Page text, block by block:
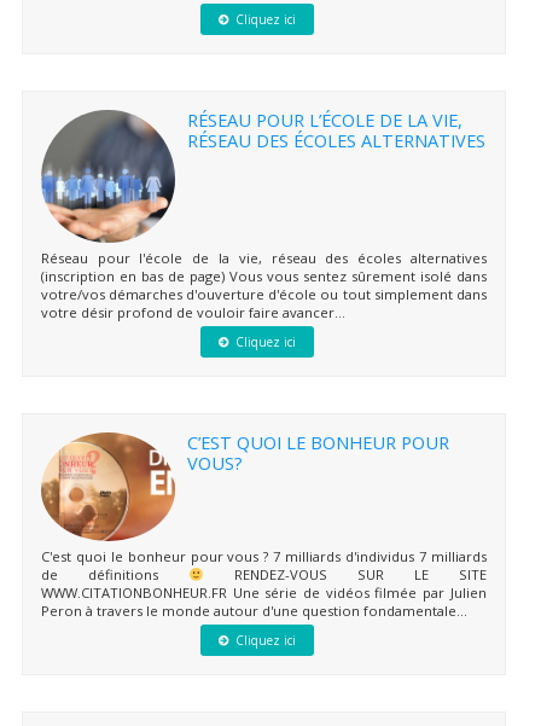
Cliquez ici
RÉSEAU POUR L’ÉCOLE DE LA VIE,
RÉSEAU DES ÉCOLES ALTERNATIVES
Réseau pour l'école de la vie, réseau des écoles alternatives
(inscription en bas de page) Vous vous sentez sûrement isolé dans
votre/vos démarches d'ouverture d'école ou tout simplement dans
votre désir profond de vouloir faire avancer...
Cliquez ici
C’EST QUOI LE BONHEUR POUR
VOUS?
C'est quoi le bonheur pour vous ? 7 milliards d'individus 7 milliards
de définitions
RENDEZ-VOUS SUR LE SITE
WWW.CITATIONBONHEUR.FR Une série de vidéos filmée par Julien
Peron à travers le monde autour d'une question fondamentale...
Cliquez ici